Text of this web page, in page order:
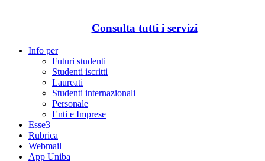
Consulta tutti i servizi
Info per
Futuri studenti
Studenti iscritti
Laureati
Studenti internazionali
Personale
Enti e Imprese
Esse3
Rubrica
Webmail
App Uniba